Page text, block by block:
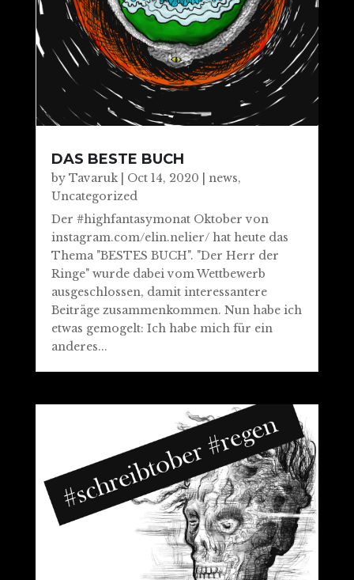
DAS BESTE BUCH
by Tavaruk| Oct 14, 2020 news,
Uncategorized
Der #highfantasymonat Oktober von
instagram.com/elin.nelier/ hat heute das
Thema "BESTES BUCH". "Der Herr der
Ringe" wurde dabei vom Wettbewerb
ausgeschlossen, damit interessantere
Beiträge zusammenkommen. Nun habe ich
etwas gemogelt: Ich habe mich für ein
anderes...